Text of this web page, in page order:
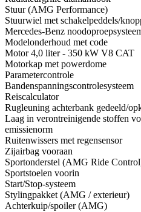
Stuur (AMG Performance)
Stuurwiel met schakelpeddels/
Mercedes-Benz
Modelonderhoud met code
Motor 4,0 liter - 350 kW V8 CAT
Motorkap met powerdome
Parametercontrole
Bandenspanningscontrolesysteem
Reiscalculator
Rugleuning achterbank gedeeld/
Laag in verontreinigende stoffen
emissienorm
Ruitenwissers met regensensor
Zijairbag vooraan
Sportonderstel (AMG Ride
Sportstoelen voorin
Start/Stop-systeem
Stylingpakket (AMG / exterieur)
Achterkuip/spoiler (AMG)